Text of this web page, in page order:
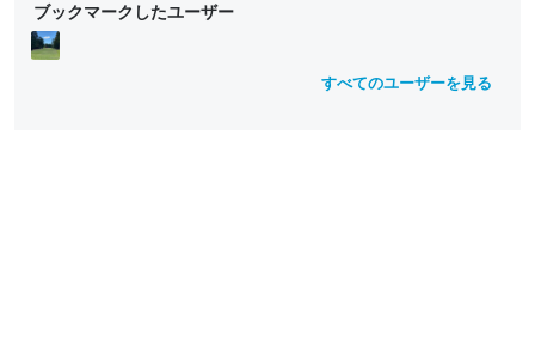
ll
o
w
ll
ブックマークしたユーザー
すべてのユーザーを見る